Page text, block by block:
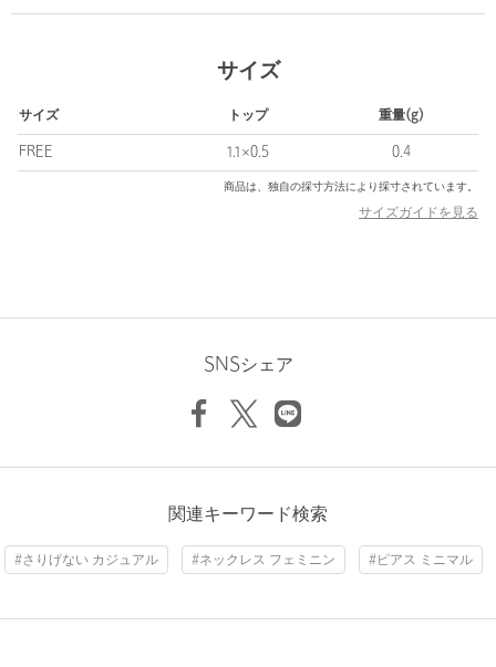
きれいめなブラウスやワンピースなどのフェミニンな装いと好相
顔周りにさりげなくアクセントを添え、全体を上品な印象に仕上
・同シリーズでネックレスのご用意もございます。（対象品番：
18336000075）
※商品に「取り扱い上の注意書き」、「洗濯表示」がございます
下記の品名/品番をお申し付けください。
品名：BY 10K CROSS SWAYING P 品番：18336000076
注文キャンセル 対象商品
裾上げ 対象外商品 裾上げについて
サイズ
サイズ トップ 重量(g)
FREE 1.1×0.5 0.4
商品は、独自の採寸方法により採寸されています。
サイズガイドを見る
SNSシェア
関連キーワード検索
#さりげない カジュアル #ネックレス フェミニン #ピアス ミニマル